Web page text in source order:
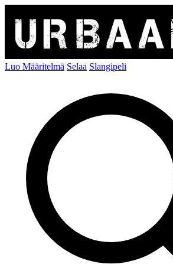
Luo Määritelmä Selaa Slangipeli